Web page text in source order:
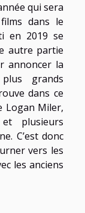
qui sera
dans le
en 2019 se
autre partie
annoncer la
grands
dans ce
Logan Miler,
plusieurs
C’est donc
vers les
les anciens